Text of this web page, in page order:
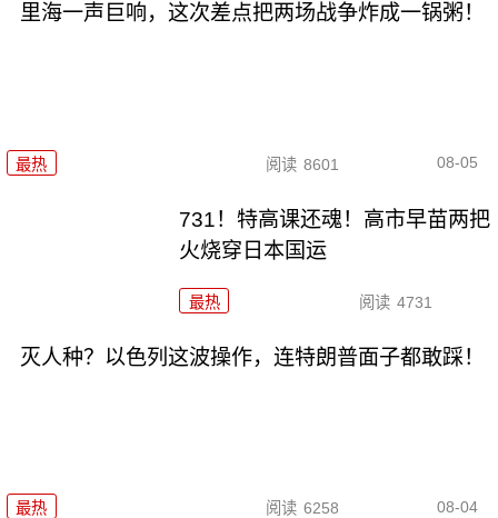
里海一声巨响，这次差点把两场战争炸成一锅粥！
最热 阅读 8601 08-05
731！特高课还魂！高市早苗两把
火烧穿日本国运
最热 阅读 4731
灭人种？以色列这波操作，连特朗普面子都敢踩！
最热 阅读 6258 08-04